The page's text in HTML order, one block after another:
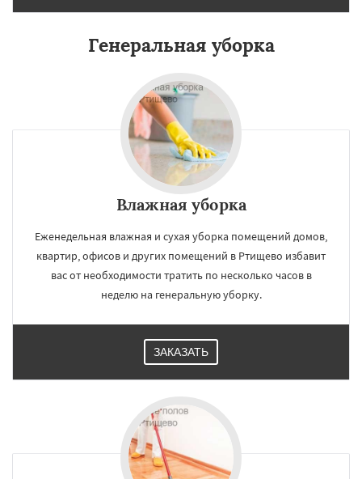
Генеральная уборка
Влажная уборка
Еженедельная влажная и сухая уборка помещений домов,
квартир, офисов и других помещений в Ртищево избавит
вас от необходимости тратить по несколько часов в
неделю на генеральную уборку.
ЗАКАЗАТЬ